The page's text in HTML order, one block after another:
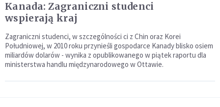
Kanada: Zagraniczni studenci
wspierają kraj
Zagraniczni studenci, w szczególności ci z Chin oraz Korei
Południowej, w 2010 roku przynieśli gospodarce Kanady blisko osiem
miliardów dolarów - wynika z opublikowanego w piątek raportu dla
ministerstwa handlu międzynarodowego w Ottawie.